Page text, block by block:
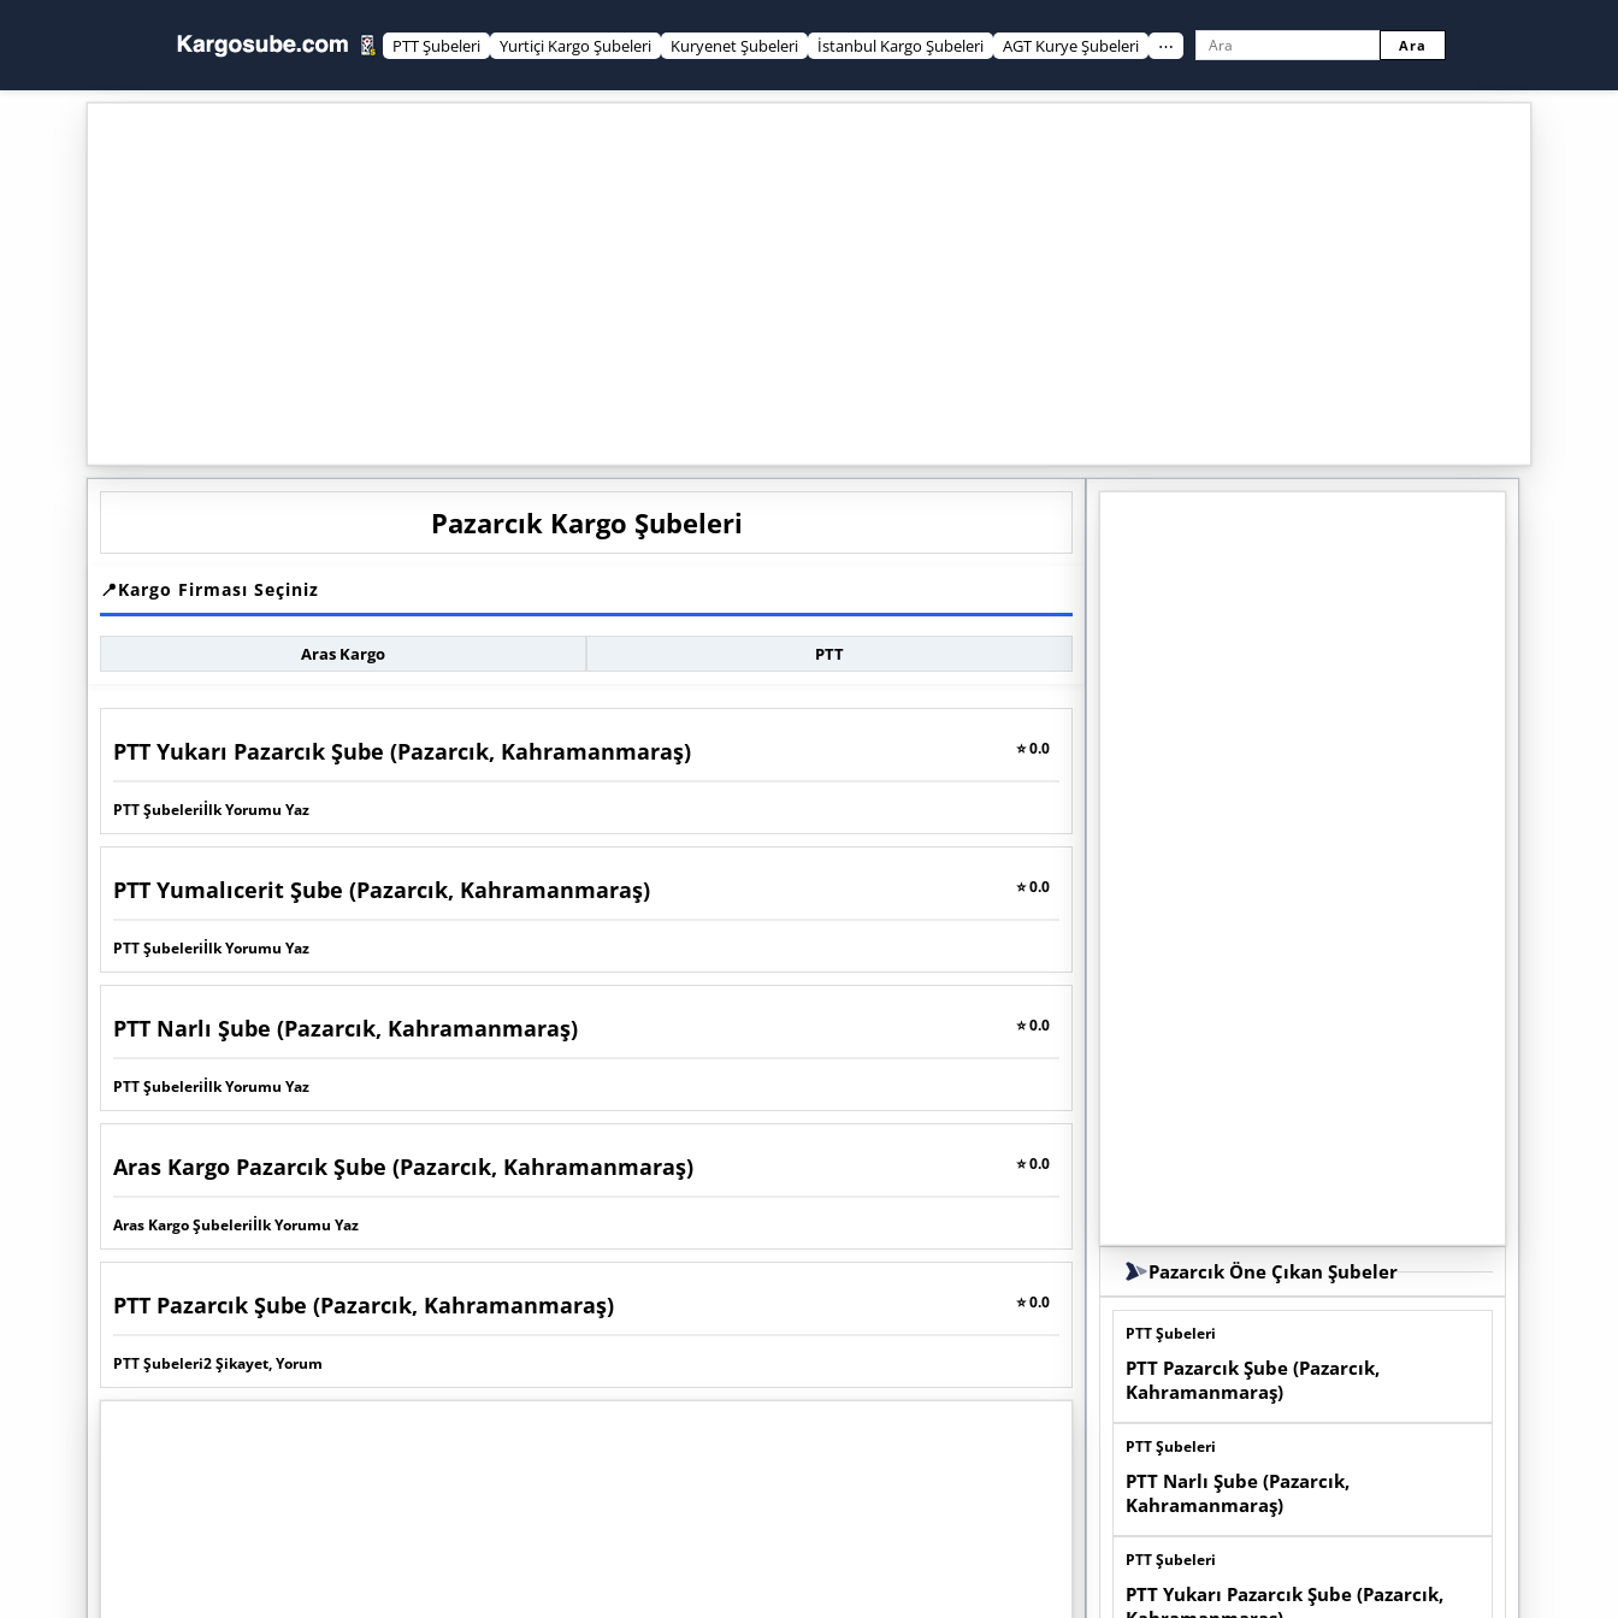
PTT Şubeleri Yurtiçi Kargo Şubeleri Kuryenet Şubeleri İstanbul Kargo Şubeleri AGT Kurye Şubeleri ⋯ Ara
Pazarcık Kargo Şubeleri
Kargo Firması Seçiniz
Aras Kargo PTT
PTT Yukarı Pazarcık Şube (Pazarcık, Kahramanmaraş) ⭐ 0.0
PTT Şubeleriİlk Yorumu Yaz
PTT Yumalıcerit Şube (Pazarcık, Kahramanmaraş) ⭐ 0.0
PTT Şubeleriİlk Yorumu Yaz
PTT Narlı Şube (Pazarcık, Kahramanmaraş) ⭐ 0.0
PTT Şubeleriİlk Yorumu Yaz
Aras Kargo Pazarcık Şube (Pazarcık, Kahramanmaraş) ⭐ 0.0
Aras Kargo Şubeleriİlk Yorumu Yaz
PTT Pazarcık Şube (Pazarcık, Kahramanmaraş) ⭐ 0.0
PTT Şubeleri2 Şikayet, Yorum
Pazarcık Öne Çıkan Şubeler
PTT Şubeleri
PTT Pazarcık Şube (Pazarcık,
Kahramanmaraş)
PTT Şubeleri
PTT Narlı Şube (Pazarcık,
Kahramanmaraş)
PTT Şubeleri
PTT Yukarı Pazarcık Şube (Pazarcık,